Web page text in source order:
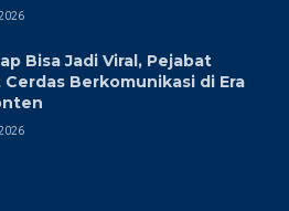
Bisa Jadi Viral, Pejabat
Berkomunikasi di Era